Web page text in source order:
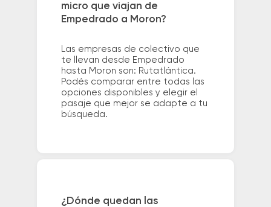
micro que viajan de
Empedrado a Moron?
Las empresas de colectivo que
te llevan desde Empedrado
hasta Moron son: Rutatlántica.
Podés comparar entre todas las
opciones disponibles y elegir el
pasaje que mejor se adapte a tu
búsqueda.
¿Dónde quedan las